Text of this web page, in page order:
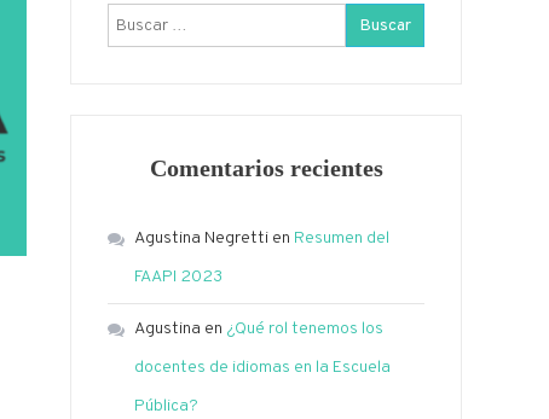
Buscar:
Comentarios recientes
Agustina Negretti en Resumen del
FAAPI 2023
Agustina en ¿Qué rol tenemos los
docentes de idiomas en la Escuela
Pública?